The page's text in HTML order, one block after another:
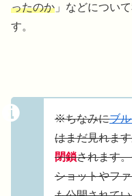
ったのか 」などについ
す。
※ちなみにブ
はまだ見れま
閉鎖されます
ショットやフ